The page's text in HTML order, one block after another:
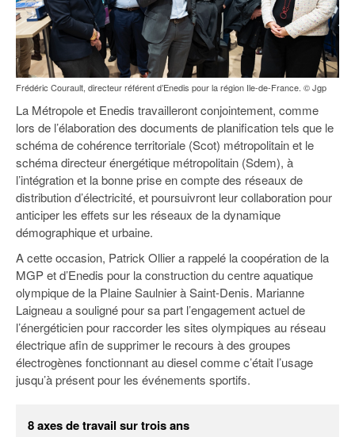
Frédéric Courault, directeur référent d’Enedis pour la région Ile-de-France. © Jgp
La Métropole et Enedis travailleront conjointement, comme
lors de l’élaboration des documents de planification tels que le
schéma de cohérence territoriale (Scot) métropolitain et le
schéma directeur énergétique métropolitain (Sdem), à
l’intégration et la bonne prise en compte des réseaux de
distribution d’électricité, et poursuivront leur collaboration pour
anticiper les effets sur les réseaux de la dynamique
démographique et urbaine.
A cette occasion, Patrick Ollier a rappelé la coopération de la
MGP et d’Enedis pour la construction du centre aquatique
olympique de la Plaine Saulnier à Saint-Denis. Marianne
Laigneau a souligné pour sa part l’engagement actuel de
l’énergéticien pour raccorder les sites olympiques au réseau
électrique afin de supprimer le recours à des groupes
électrogènes fonctionnant au diesel comme c’était l’usage
jusqu’à présent pour les événements sportifs.
8 axes de travail sur trois ans